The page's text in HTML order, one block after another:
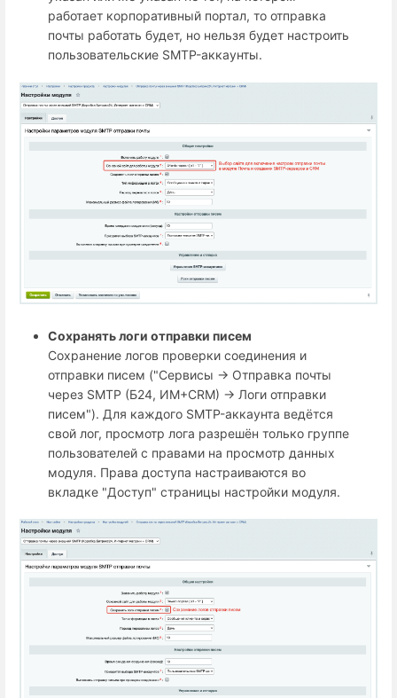
работает корпоративный портал, то отправка
почты работать будет, но нельзя будет настроить
пользовательские SMTP-аккаунты.
Сохранять логи отправки писем
Сохранение логов проверки соединения и
отправки писем ("Сервисы → Отправка почты
через SMTP (Б24, ИМ+СRM) → Логи отправки
писем"). Для каждого SMTP-аккаунта ведётся
свой лог, просмотр лога разрешён только группе
пользователей с правами на просмотр данных
модуля. Права доступа настраиваются во
вкладке "Доступ" страницы настройки модуля.